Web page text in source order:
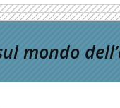
mondo